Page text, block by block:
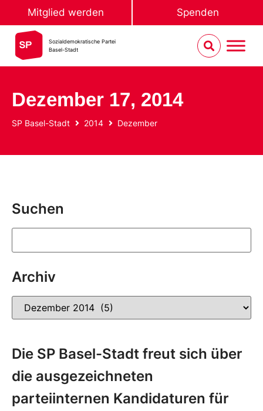
Mitglied werden Spenden
Sozialdemokratische Partei
Basel-Stadt
Dezember 17, 2014
SP Basel-Stadt 2014 Dezember
Suchen
Archiv
Die SP Basel-Stadt freut sich über
die ausgezeichneten
parteiinternen Kandidaturen für